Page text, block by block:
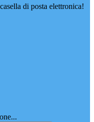
di posta elettronica!